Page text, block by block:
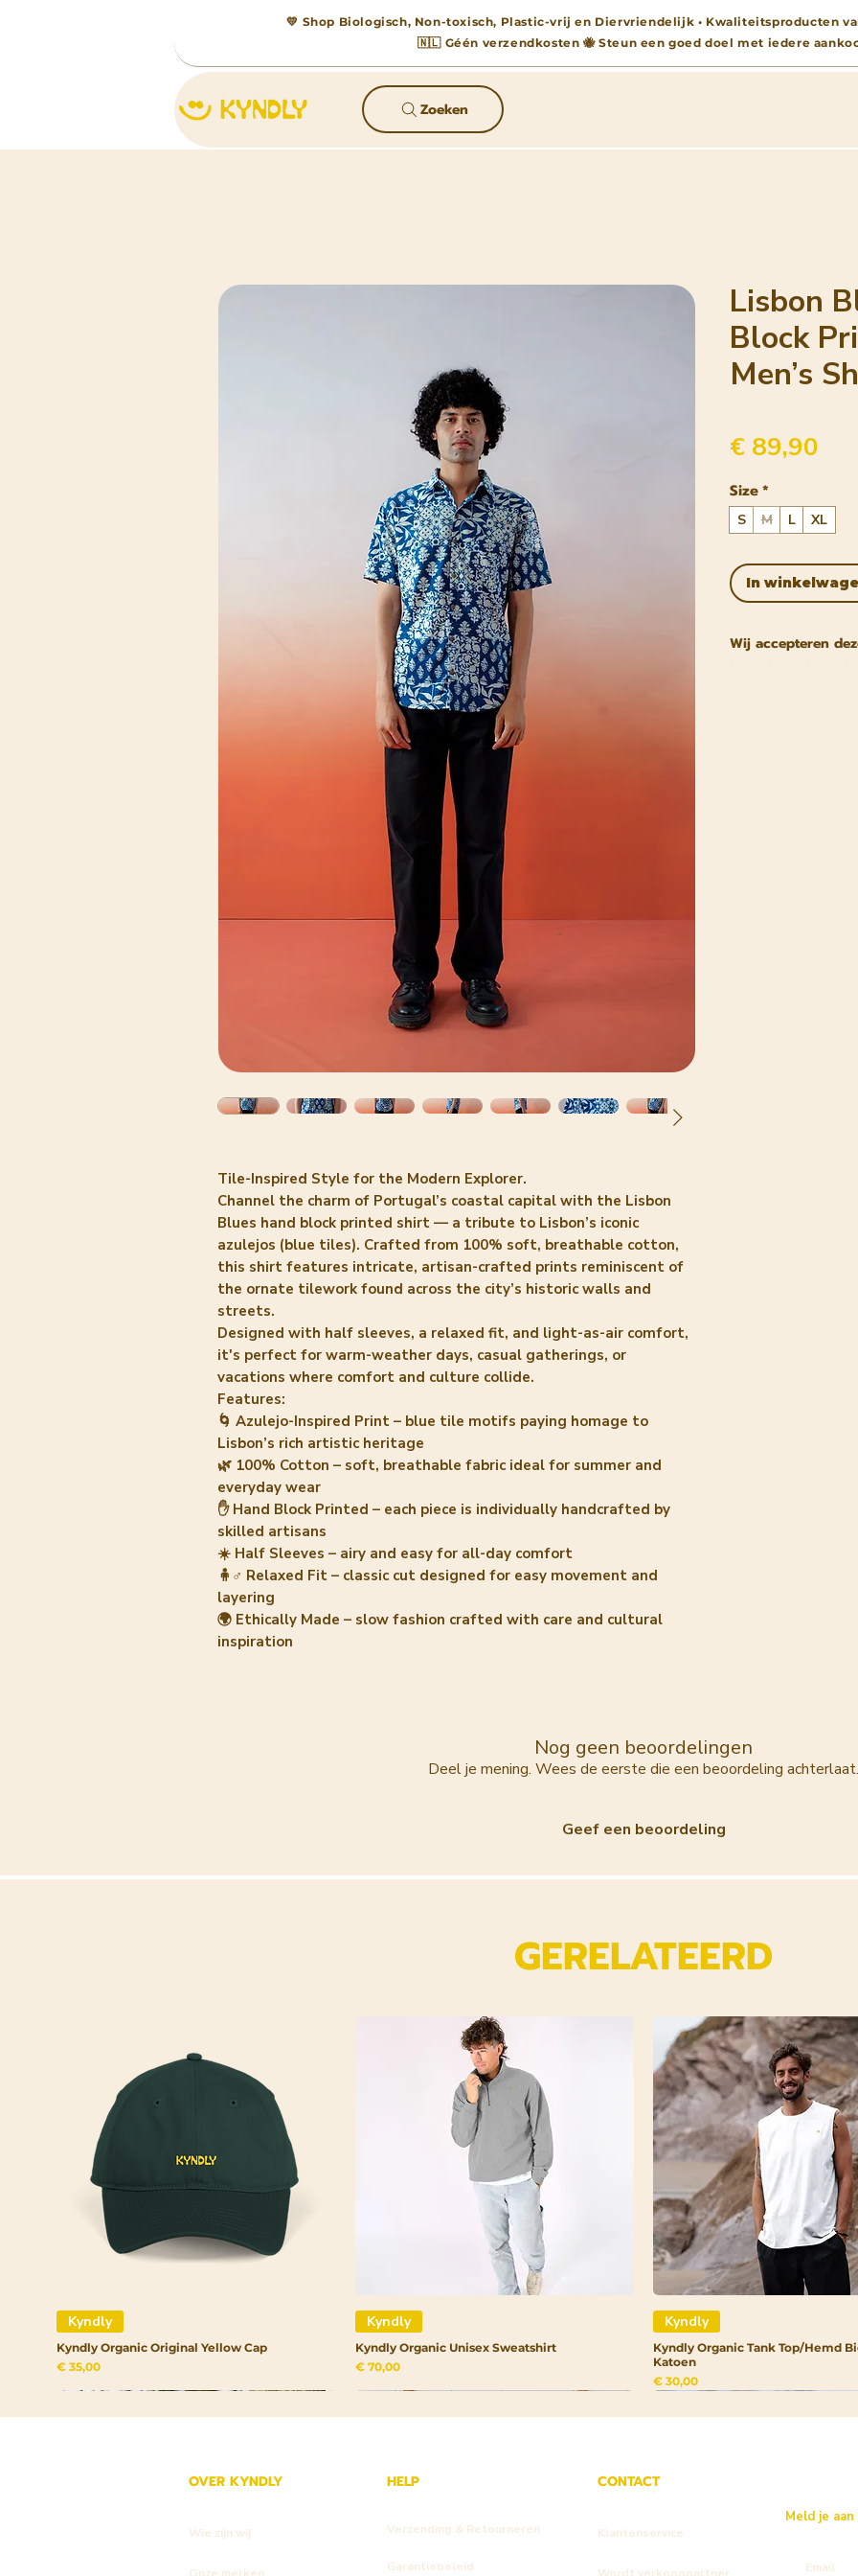
💛 Shop Biologisch, Non-toxisch, Plastic-vrij en Diervriendelijk • Kwaliteitsproducten
🇳🇱 Géén verzendkosten 🐝 Steun een goed doel met iedere
Zoeken
Tile-Inspired Style for the Modern Explorer.
Channel the charm of Portugal’s coastal capital with the Lisbon
Blues hand block printed shirt — a tribute to Lisbon’s iconic
azulejos (blue tiles). Crafted from 100% soft, breathable cotton,
this shirt features intricate, artisan-crafted prints reminiscent of
the ornate tilework found across the city’s historic walls and
streets.
Designed with half sleeves, a relaxed fit, and light-as-air comfort,
it's perfect for warm-weather days, casual gatherings, or
vacations where comfort and culture collide.
Features:
🌀 Azulejo-Inspired Print – blue tile motifs paying homage to
Lisbon’s rich artistic heritage
🌿 100% Cotton – soft, breathable fabric ideal for summer and
everyday wear
✋ Hand Block Printed – each piece is individually handcrafted by
skilled artisans
☀️ Half Sleeves – airy and easy for all-day comfort
🧍♂️ Relaxed Fit – classic cut designed for easy movement and
layering
🌍 Ethically Made – slow fashion crafted with care and cultural
inspiration
Lisbon
Block
Men’s
€ 89,90
Size*
S M L XL
In
Wij accepteren
Nog geen beoordelingen
Deel je mening. Wees de eerste die een beoordeling achterlaat.
Geef een beoordeling
GERELATEERD
Kyndly
Kyndly Organic Original Yellow Cap
Prijs
€ 35,00
Kyndly
Kyndly Organic Unisex Sweatshirt
Prijs
€ 70,00
Kyndly
Kyndly Organic Tank Top/Hemd
Katoen
Prijs
€ 30,00
OVER KYNDLY HELP CONTACT
Wie zijn wij Verzending & Retourneren
Garantiebeleid
Klantenservice
Meld je